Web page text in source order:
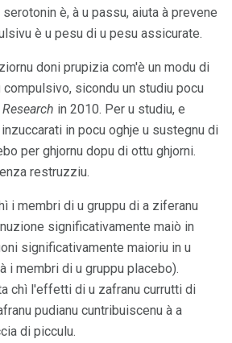
è, à u passu, aiuta à prevene
è u pesu di u pesu assicurate.
doni prupizia com'è un modu di
sicondu un studiu pocu
in 2010. Per u studiu, e
in pocu oghje u sustegnu di
per ghjornu dopu di ottu ghjorni.
restruzziu.
i membri di u gruppu di a ziferanu
significativamente maiò in
significativamente maioriu in u
i membri di u gruppu placebo).
chì l'effetti di u zafranu currutti di
pudianu cuntribuiscenu à a
di picculu.